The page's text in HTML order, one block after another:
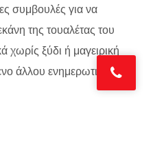
συμβουλές για να
της τουαλέτας του
χωρίς ξύδι ή μαγειρική
άλλου ενημερωτικού